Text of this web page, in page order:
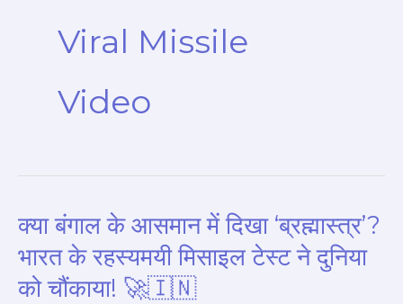
Viral Missile
Video
क्या बंगाल के आसमान में दिखा ‘ब्रह्मास्त्र’?
भारत के रहस्यमयी मिसाइल टेस्ट ने दुनिया
को चौंकाया! 🚀🇮🇳
क्या
आसमान